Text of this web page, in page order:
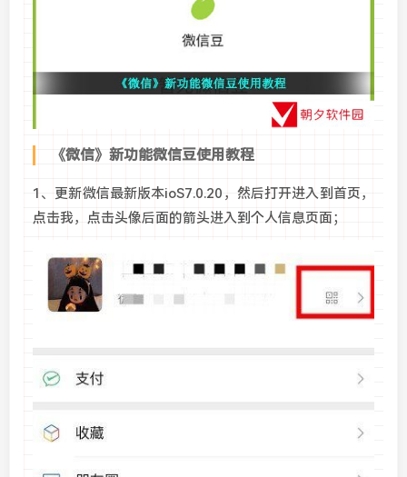
《微信》新功能微信豆使用教程
1、更新微信最新版本ioS7.0.20，然后打开进入到首页，
点击我，点击头像后面的箭头进入到个人信息页面；